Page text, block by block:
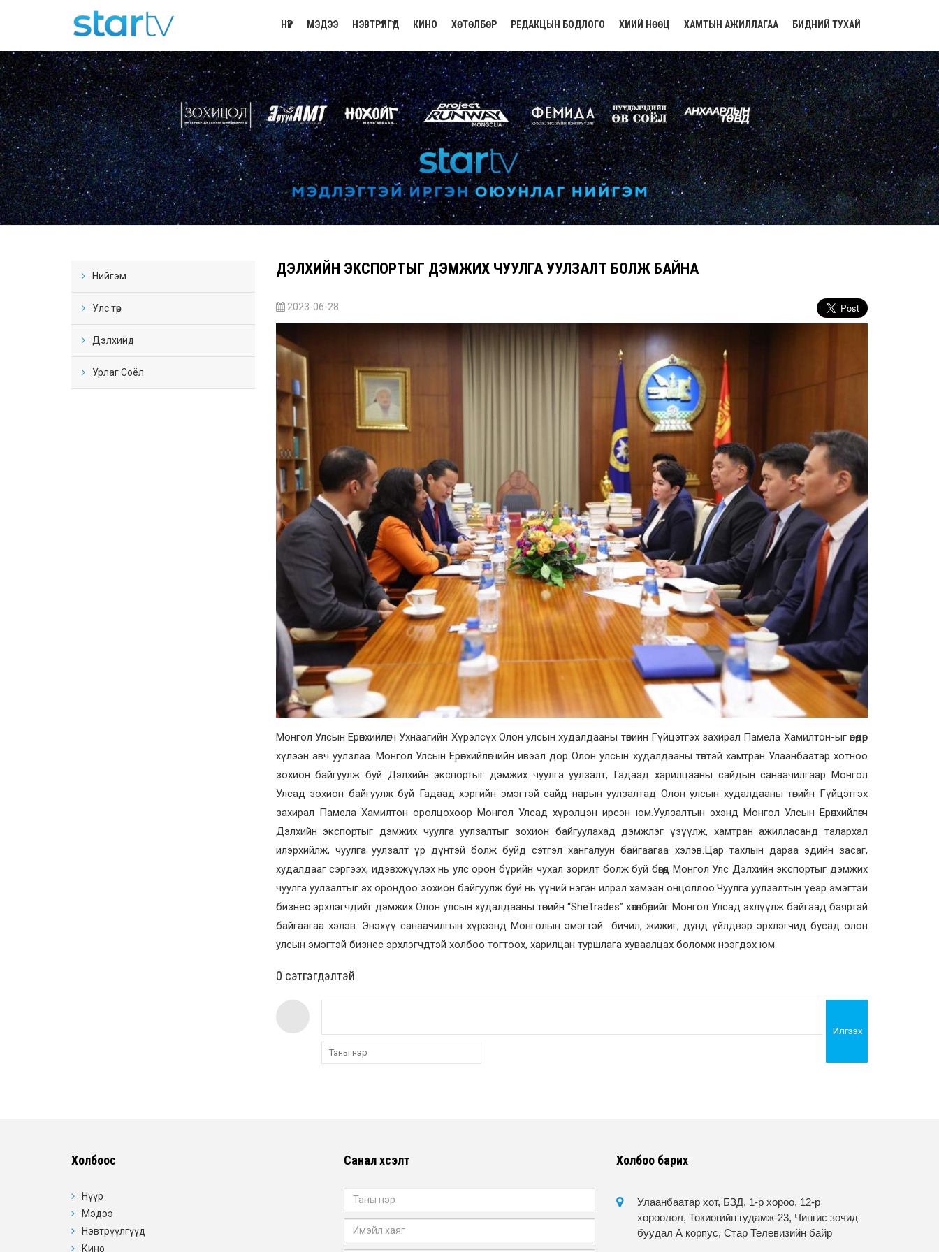
НҮҮР МЭДЭЭ НЭВТРҮҮЛГҮҮД КИНО ХӨТӨЛБӨР РЕДАКЦЫН БОДЛОГО ХҮНИЙ НӨӨЦ ХАМТЫН АЖИЛЛАГАА БИДНИЙ ТУХАЙ
Нийгэм
Улс төр
Дэлхийд
Урлаг Соёл
ДЭЛХИЙН ЭКСПОРТЫГ ДЭМЖИХ ЧУУЛГА УУЛЗАЛТ БОЛЖ БАЙНА
2023-06-28
Монгол Улсын Ерөнхийлөгч Ухнаагийн Хүрэлсүх Олон улсын худалдааны төвийн Гүйцэтгэх захирал Памела Хамилтон-ыг өнөөдөр
хүлээн авч уулзлаа. Монгол Улсын Ерөнхийлөгчийн ивээл дор Олон улсын худалдааны төвтэй хамтран Улаанбаатар хотноо
зохион байгуулж буй Дэлхийн экспортыг дэмжих чуулга уулзалт, Гадаад харилцааны сайдын санаачилгаар Монгол
Улсад зохион байгуулж буй Гадаад хэргийн эмэгтэй сайд нарын уулзалтад Олон улсын худалдааны төвийн Гүйцэтгэх
захирал Памела Хамилтон оролцохоор Монгол Улсад хүрэлцэн ирсэн юм.Уулзалтын эхэнд Монгол Улсын Ерөнхийлөгч
Дэлхийн экспортыг дэмжих чуулга уулзалтыг зохион байгуулахад дэмжлэг үзүүлж, хамтран ажилласанд талархал
илэрхийлж, чуулга уулзалт үр дүнтэй болж буйд сэтгэл хангалуун байгаагаа хэлэв.Цар тахлын дараа эдийн засаг,
худалдааг сэргээх, идэвхжүүлэх нь улс орон бүрийн чухал зорилт болж буй бөгөөд Монгол Улс Дэлхийн экспортыг дэмжих
чуулга уулзалтыг эх орондоо зохион байгуулж буй нь үүний нэгэн илрэл хэмээн онцоллоо.Чуулга уулзалтын үеэр эмэгтэй
бизнес эрхлэгчдийг дэмжих Олон улсын худалдааны төвийн “SheTrades” хөтөлбөрийг Монгол Улсад эхлүүлж байгаад баяртай
байгаагаа хэлэв. Энэхүү санаачилгын хүрээнд Монголын эмэгтэй бичил, жижиг, дунд үйлдвэр эрхлэгчид бусад олон
улсын эмэгтэй бизнес эрхлэгчдтэй холбоо тогтоох, харилцан туршлага хуваалцах боломж нээгдэх юм.
0 cэтгэгдэлтэй
Илгээх
Холбоос
Нүүр
Мэдээ
Нэвтрүүлгүүд
Кино
Санал хүсэлт Холбоо барих
Улаанбаатар хот, БЗД, 1-р хороо, 12-р
хороолол, Токиогийн гудамж-23, Чингис зочид
буудал А корпус, Стар Телевизийн байр